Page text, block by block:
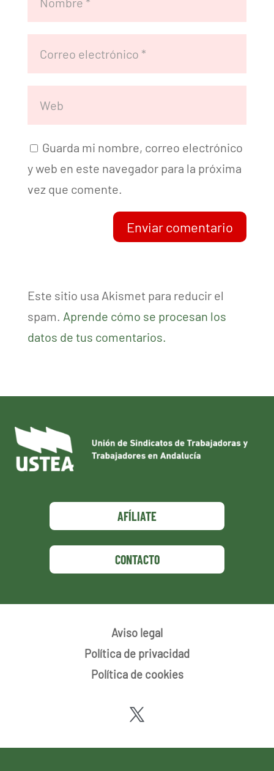
Guarda mi nombre, correo electrónico
y web en este navegador para la próxima
vez que comente.
Enviar comentario
Este sitio usa Akismet para reducir el
spam. Aprende cómo se procesan los
datos de tus comentarios.
AFÍLIATE
CONTACTO
Aviso legal
Política de privacidad
Política de cookies